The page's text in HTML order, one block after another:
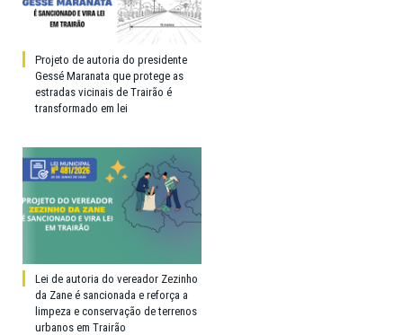
Projeto de autoria do presidente
Gessé Maranata que protege as
estradas vicinais de Trairão é
transformado em lei
Lei de autoria do vereador Zezinho
da Zane é sancionada e reforça a
limpeza e conservação de terrenos
urbanos em Trairão